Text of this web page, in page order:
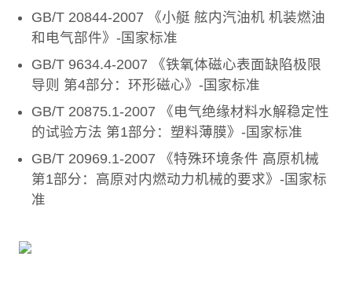
GB/T 20844-2007 《小艇 舷内汽油机 机装燃油
和电气部件》-国家标准
GB/T 9634.4-2007 《铁氧体磁心表面缺陷极限
导则 第4部分：环形磁心》-国家标准
GB/T 20875.1-2007 《电气绝缘材料水解稳定性
的试验方法 第1部分：塑料薄膜》-国家标准
GB/T 20969.1-2007 《特殊环境条件 高原机械
第1部分：高原对内燃动力机械的要求》-国家标
准